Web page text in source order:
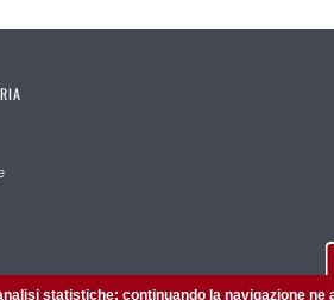
statistiche: continuando la navigazione ne